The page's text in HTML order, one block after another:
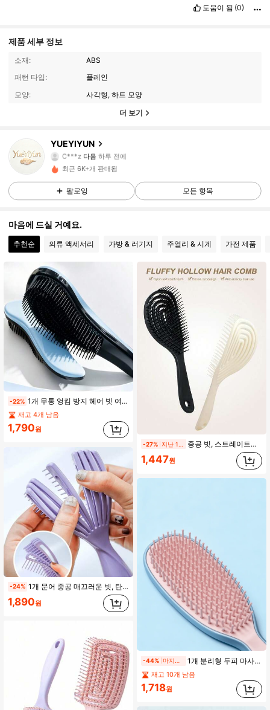
도움이 됨 (0)
제품 세부 정보
소재:
ABS
패턴 타입:
플레인
모양:
사각형, 하트 모양
더 보기
YUEYIYUN
4.70
19 팔로워
4.70
19 팔로워
4.70 19 팔로워
4.70 19 팔로워
4.70 19 팔로워
4.70 19 팔로워
4.70 19 팔로워
4.70
4.70 19 팔로워
4.70 19 팔로워
4.70 19 팔로워
최근 6K+개 판매됨
팔로잉 모든 항목
마음에 드실 거예요.
추천순 의류 액세서리 가방 & 러기지 주얼리 & 시계 가전 제품
-22% 1개 무통 엉킴 방지 헤어 빗 여성 및 남성용, 젖은 머리와 마른 머리, 탈모 빗, 헤어 스타일링 도구, 여행 필수 헤어 브러시 헤어 액세서리
재고 4개 남음
1,790원
-24% 1개 문어 중공 매끄러운 빗, 탄력 있는 비당김 둥근 치아 두피 마사지 빗, 건습식 사용 가능, 일상적인 가정용 그루밍, 샴푸 전 엉킴 제거 및 여행용 휴대용 스타일링에 적합
1,890원
-27% 중공 빗, 스트레이트닝 브러시, 빠른 건조, 인체공학적 디자인, 열가소성 치아, 쉬운 엉킴 제거, 직모와 곱슬머리에 적합, 걸 선물, 헤어 브러시, 빗, 스타일링 도구, 헤어 제품 및 액세서리, 살롱, 여행 필수품, 개학, 여행 필수품, 여행 필수품
1,447원
-44% 1개 분리형 두피 마사지 빗, 건습식 사용 가능, 모발 세정 및 엉킴 방지, 콤팩트하고 휴대용, 생일 및 졸업 선물로 적합
재고 10개 남음
1,718원